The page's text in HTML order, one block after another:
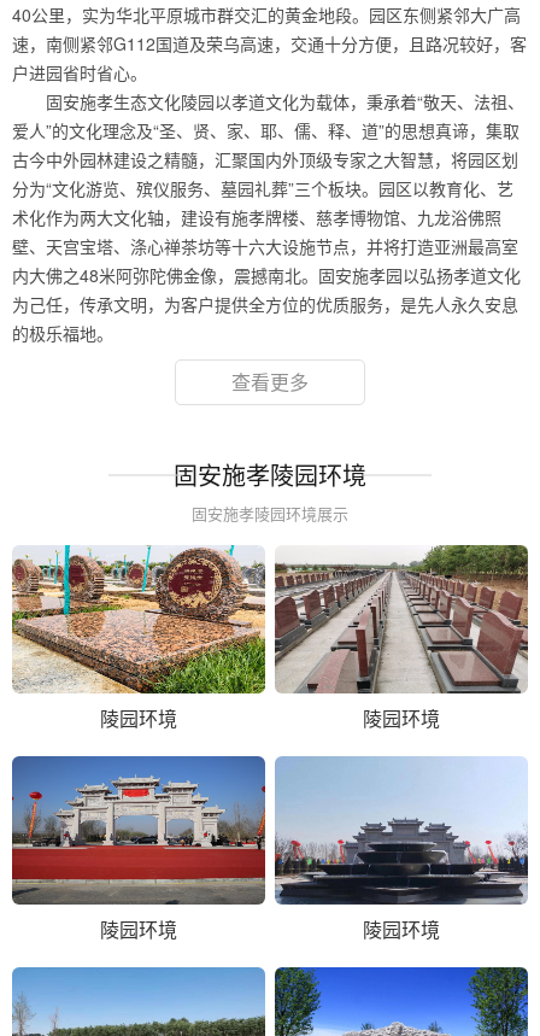
40公里，实为华北平原城市群交汇的黄金地段。园区东侧紧邻大广高
速，南侧紧邻G112国道及荣乌高速，交通十分方便，且路况较好，客
户进园省时省心。
固安施孝生态文化陵园以孝道文化为载体，秉承着“敬天、法祖、
爱人”的文化理念及“圣、贤、家、耶、儒、释、道”的思想真谛，集取
古今中外园林建设之精髓，汇聚国内外顶级专家之大智慧，将园区划
分为“文化游览、殡仪服务、墓园礼葬”三个板块。园区以教育化、艺
术化作为两大文化轴，建设有施孝牌楼、慈孝博物馆、九龙浴佛照
壁、天宫宝塔、涤心禅茶坊等十六大设施节点，并将打造亚洲最高室
内大佛之48米阿弥陀佛金像，震撼南北。固安施孝园以弘扬孝道文化
为己任，传承文明，为客户提供全方位的优质服务，是先人永久安息
的极乐福地。
查看更多
固安施孝陵园环境
固安施孝陵园环境展示
陵园环境 陵园环境
陵园环境 陵园环境